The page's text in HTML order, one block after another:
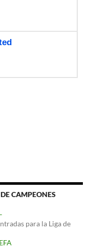
CAMPEONES
para la Liga de